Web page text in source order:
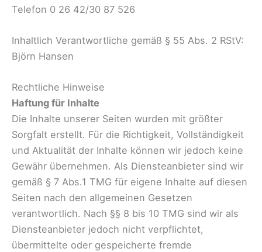
Telefon 0 26 42/30 87 526
Inhaltlich Verantwortliche gemäß § 55 Abs. 2 RStV:
Björn Hansen
Rechtliche Hinweise
Haftung für Inhalte
Die Inhalte unserer Seiten wurden mit größter
Sorgfalt erstellt. Für die Richtigkeit, Vollständigkeit
und Aktualität der Inhalte können wir jedoch keine
Gewähr übernehmen. Als Diensteanbieter sind wir
gemäß § 7 Abs.1 TMG für eigene Inhalte auf diesen
Seiten nach den allgemeinen Gesetzen
verantwortlich. Nach §§ 8 bis 10 TMG sind wir als
Diensteanbieter jedoch nicht verpflichtet,
übermittelte oder gespeicherte fremde